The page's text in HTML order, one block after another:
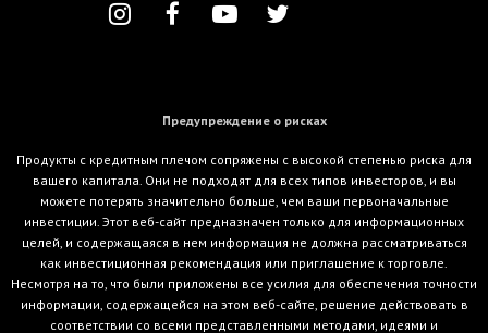
Предупреждение о рисках
Продукты с кредитным плечом сопряжены с высокой степенью риска для
вашего капитала. Они не подходят для всех типов инвесторов, и вы
можете потерять значительно больше, чем ваши первоначальные
инвестиции. Этот веб-сайт предназначен только для информационных
целей, и содержащаяся в нем информация не должна рассматриваться
как инвестиционная рекомендация или приглашение к торговле.
Несмотря на то, что были приложены все усилия для обеспечения точности
информации, содержащейся на этом веб-сайте, решение действовать в
соответствии со всеми представленными методами, идеями и